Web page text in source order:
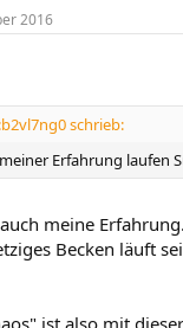
2016
schrieb:
Erfahrung laufen
meine Erfahrung.
Becken läuft